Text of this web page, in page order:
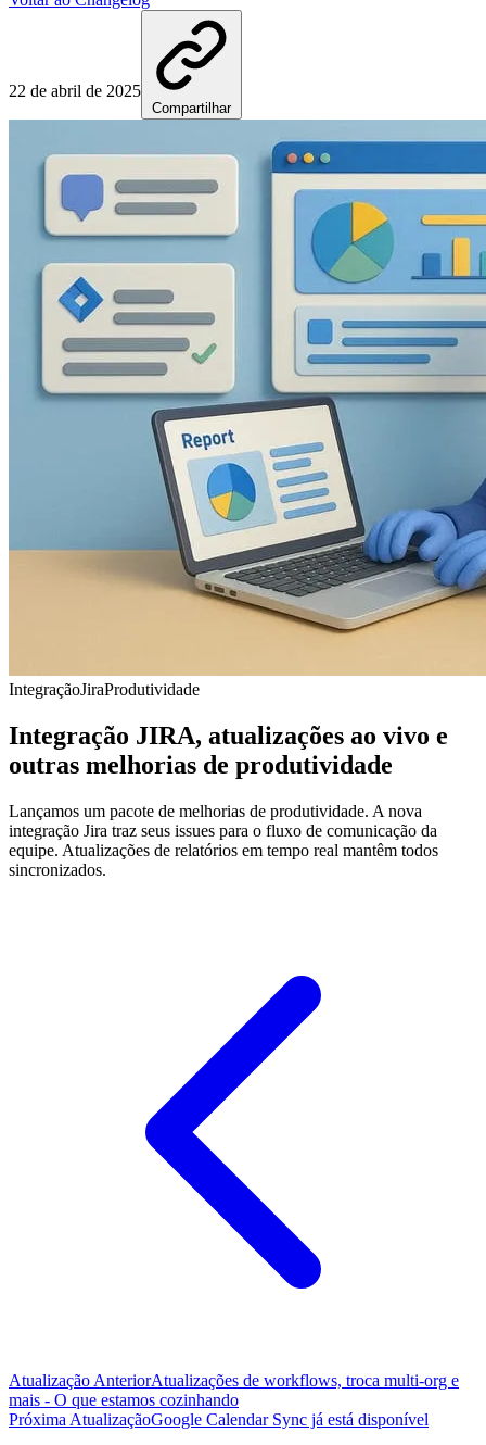
22 de abril de 2025
Compartilhar
IntegraçãoJiraProdutividade
Integração JIRA, atualizações ao vivo e
outras melhorias de produtividade
Lançamos um pacote de melhorias de produtividade. A nova
integração Jira traz seus issues para o fluxo de comunicação da
equipe. Atualizações de relatórios em tempo real mantêm todos
sincronizados.
Atualização AnteriorAtualizações de workflows, troca multi-org e
mais - O que estamos cozinhando
Próxima AtualizaçãoGoogle Calendar Sync já está disponível